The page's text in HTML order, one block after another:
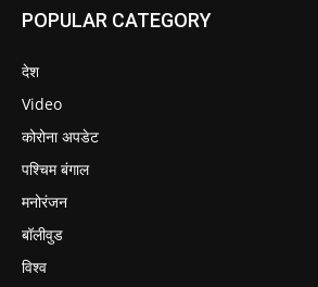
POPULAR CATEGORY
देश
Video
कोरोना अपडेट
पश्चिम बंगाल
मनोरंजन
बॉलीवुड
विश्व